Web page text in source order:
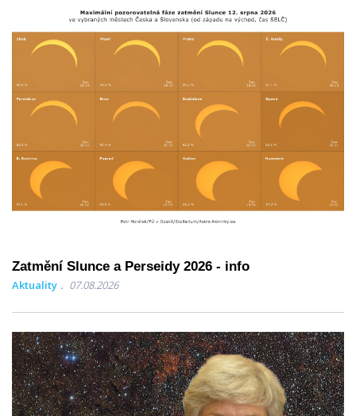
Zatmění Slunce a Perseidy 2026 - info
Aktuality 07.08.2026